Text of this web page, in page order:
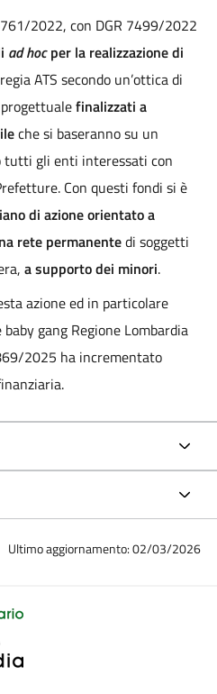
2022, con DGR 7499/2022
ad hocper la realizzazione di
ATS secondo un’ottica di
finalizzati a
che si baseranno su un
tutti gli enti interessati con
Con questi fondi si è
di azione orientato a
rete permanentedi soggetti
a supporto dei minori.
azione ed in particolare
gang Regione Lombardia
2025 ha incrementato
Ultimo aggiornamento: 02/03/2026